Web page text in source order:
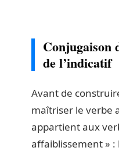
Conjugaison
de l’indicatif
Avant de
maîtriser le verbe
appartient aux
affaiblissement » :